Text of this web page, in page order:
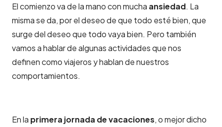
El comienzo va de la mano con mucha ansiedad. La
misma se da, por el deseo de que todo esté bien, que
surge del deseo que todo vaya bien. Pero también
vamos a hablar de algunas actividades que nos
definen como viajeros y hablan de nuestros
comportamientos.
En la primera jornada de vacaciones, o mejor dicho